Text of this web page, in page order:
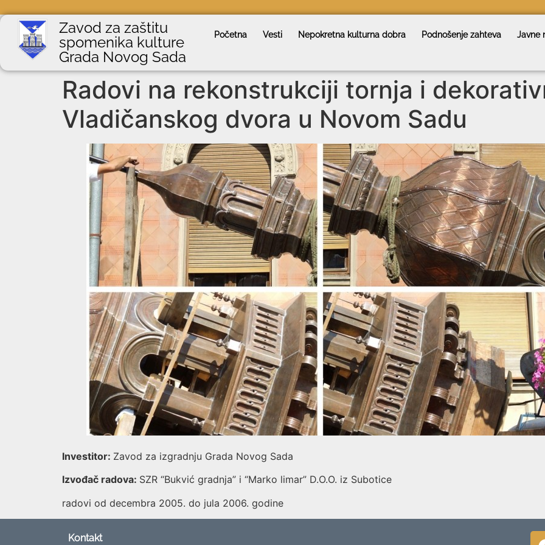
Zavod za zaštitu
spomenika kulture
Grada Novog Sada
Početna Vesti Nepokretna kulturna dobra Podnošenje zahteva Javne
Radovi na rekonstrukciji tornja i
Vladičanskog dvora u Novom Sadu
Investitor: Zavod za izgradnju Grada Novog Sada
Izvođač radova: SZR “Bukvić gradnja” i “Marko limar” D.O.O. iz Subotice
radovi od decembra 2005. do jula 2006. godine
Kontakt